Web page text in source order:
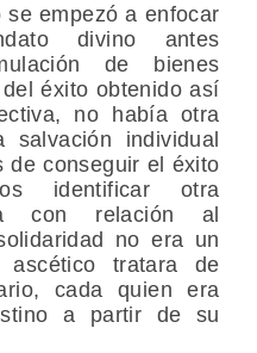
empezó a enfocar
divino antes
de bienes
éxito obtenido así
no había otra
individual
de conseguir el éxito
identificar otra
con relación al
no era un
tratara de
cada quien era
a partir de su